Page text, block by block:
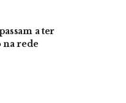
a ter
rede